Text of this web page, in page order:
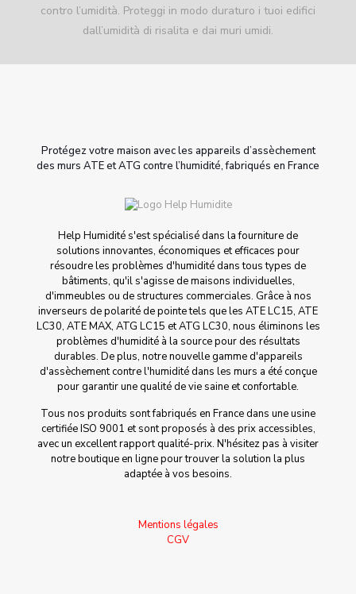
contro l’umidità. Proteggi in modo duraturo i tuoi edifici
dall’umidità di risalita e dai muri umidi.
Protégez votre maison avec les appareils d’assèchement
des murs ATE et ATG contre l’humidité, fabriqués en France
Help Humidité s'est spécialisé dans la fourniture de
solutions innovantes, économiques et efficaces pour
résoudre les problèmes d'humidité dans tous types de
bâtiments, qu'il s'agisse de maisons individuelles,
d'immeubles ou de structures commerciales. Grâce à nos
inverseurs de polarité de pointe tels que les ATE LC15, ATE
LC30, ATE MAX, ATG LC15 et ATG LC30, nous éliminons les
problèmes d'humidité à la source pour des résultats
durables. De plus, notre nouvelle gamme d'appareils
d'assèchement contre l'humidité dans les murs a été conçue
pour garantir une qualité de vie saine et confortable.
Tous nos produits sont fabriqués en France dans une usine
certifiée ISO 9001 et sont proposés à des prix accessibles,
avec un excellent rapport qualité-prix. N'hésitez pas à visiter
notre boutique en ligne pour trouver la solution la plus
adaptée à vos besoins.
Mentions légales
CGV